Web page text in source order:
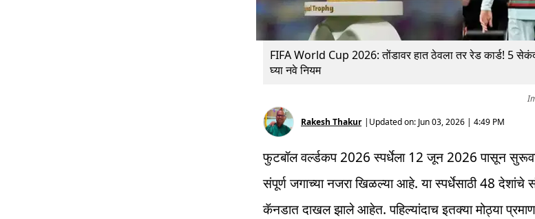
FIFA World Cup 2026: तोंडावर हात ठेवला तर रेड कार्ड! 5
घ्या नवे नियम
Rakesh Thakur | Updated on: Jun 03, 2026 | 4:49 PM
फुटबॉल वर्ल्डकप 2026 स्पर्धेला 12 जून 2026 पासून
संपूर्ण जगाच्या नजरा खिळल्या आहे. या स्पर्धेसाठी 48
कॅनडात दाखल झाले आहेत. पहिल्यांदाच इतक्या मोठ्या